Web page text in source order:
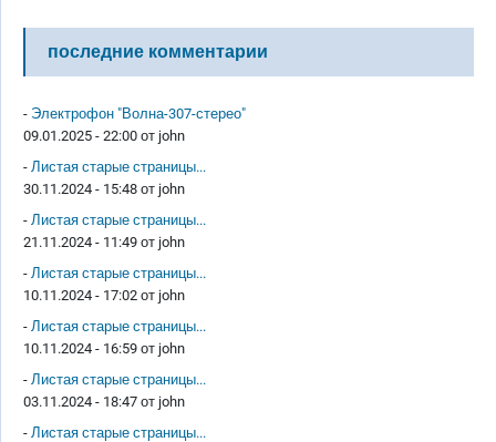
последние комментарии
- Электрофон "Волна-307-стерео"
09.01.2025 - 22:00 от john
- Листая старые страницы...
30.11.2024 - 15:48 от john
- Листая старые страницы...
21.11.2024 - 11:49 от john
- Листая старые страницы...
10.11.2024 - 17:02 от john
- Листая старые страницы...
10.11.2024 - 16:59 от john
- Листая старые страницы...
03.11.2024 - 18:47 от john
- Листая старые страницы...